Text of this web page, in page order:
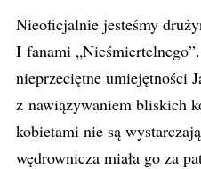
Nieoficjalnie jesteśmy
I fanami
nieprzeciętne umiejętności
z nawiązywaniem bliskich
kobietami nie są
wędrownicza miała go za